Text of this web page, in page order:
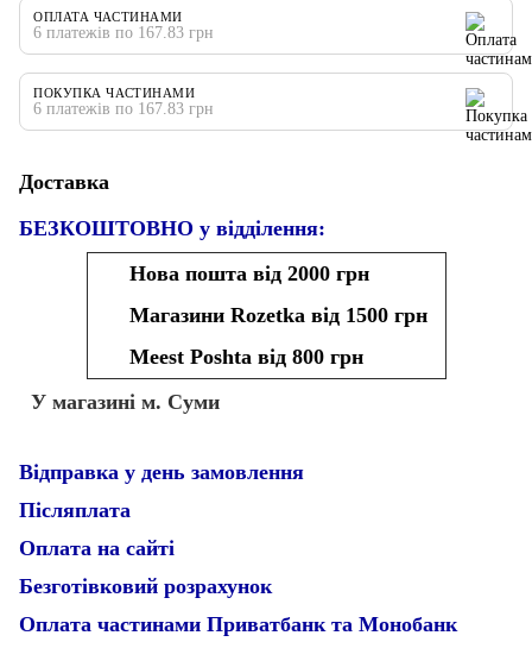
ОПЛАТА ЧАСТИНАМИ
6 платежів по 167.83 грн
ПОКУПКА ЧАСТИНАМИ
6 платежів по 167.83 грн
Доставка
БЕЗКОШТОВНО у відділення:
Нова пошта від 2000 грн
Магазини Rozetka від 1500 грн
Meest Poshta від 800 грн
У магазині м. Суми
Відправка у день замовлення
Післяплата
Оплата на сайті
Безготівковий розрахунок
Оплата частинами Приватбанк та Монобанк